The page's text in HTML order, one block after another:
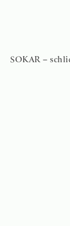
SOKAR –